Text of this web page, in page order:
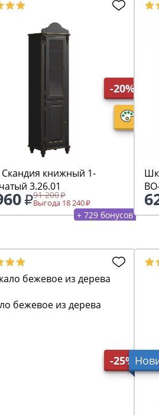
-20%
книжный 1-
3.26.01
91 200
Выгода 18 240
+ 729 бонусов
-25%
бежевое из дерева